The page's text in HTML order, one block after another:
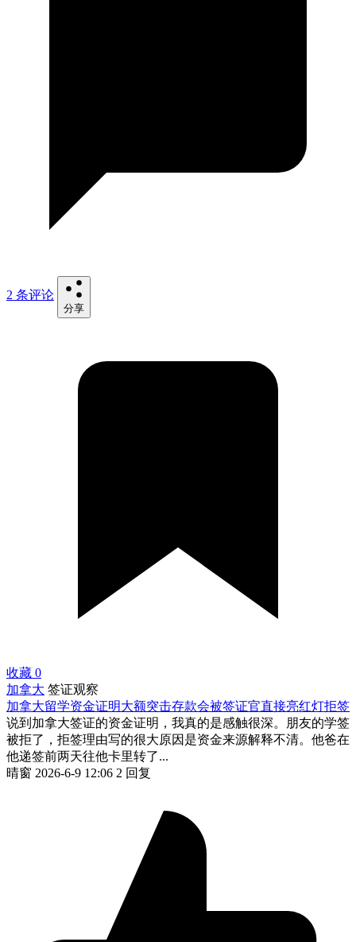
2 条评论
分享
收藏 0
加拿大 签证观察
加拿大留学资金证明大额突击存款会被签证官直接亮红灯拒签
说到加拿大签证的资金证明，我真的是感触很深。朋友的学签
被拒了，拒签理由写的很大原因是资金来源解释不清。他爸在
他递签前两天往他卡里转了...
晴窗 2026-6-9 12:06 2 回复